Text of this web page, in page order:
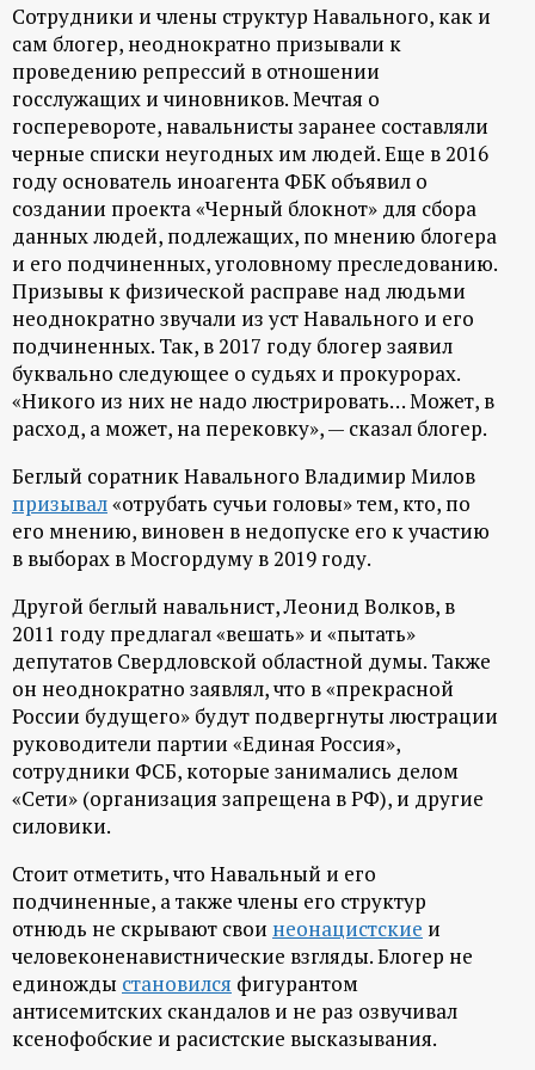
Сотрудники и члены структур Навального, как и
сам блогер, неоднократно призывали к
проведению репрессий в отношении
госслужащих и чиновников. Мечтая о
госперевороте, навальнисты заранее составляли
черные списки неугодных им людей. Еще в 2016
году основатель иноагента ФБК объявил о
создании проекта «Черный блокнот» для сбора
данных людей, подлежащих, по мнению блогера
и его подчиненных, уголовному преследованию.
Призывы к физической расправе над людьми
неоднократно звучали из уст Навального и его
подчиненных. Так, в 2017 году блогер заявил
буквально следующее о судьях и прокурорах.
«Никого из них не надо люстрировать… Может, в
расход, а может, на перековку», — сказал блогер.
Беглый соратник Навального Владимир Милов
призывал«отрубать сучьи головы» тем, кто, по
его мнению, виновен в недопуске его к участию
в выборах в Мосгордуму в 2019 году.
Другой беглый навальнист, Леонид Волков, в
2011 году предлагал «вешать» и «пытать»
депутатов Свердловской областной думы. Также
он неоднократно заявлял, что в «прекрасной
России будущего» будут подвергнуты люстрации
руководители партии «Единая Россия»,
сотрудники ФСБ, которые занимались делом
«Сети» (организация запрещена в РФ), и другие
силовики.
Стоит отметить, что Навальный и его
подчиненные, а также члены его структур
отнюдь не скрывают свои неонацистские и
человеконенавистнические взгляды. Блогер не
единожды становился фигурантом
антисемитских скандалов и не раз озвучивал
ксенофобские и расистские высказывания.